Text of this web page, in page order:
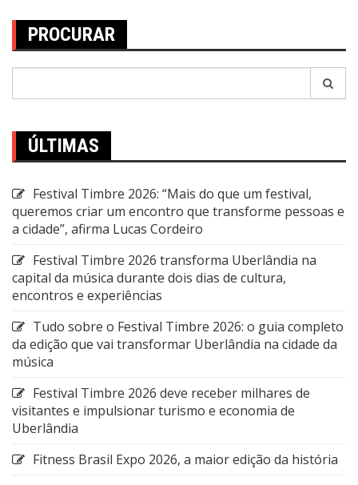
PROCURAR
ÚLTIMAS
Festival Timbre 2026: “Mais do que um festival,
queremos criar um encontro que transforme pessoas e
a cidade”, afirma Lucas Cordeiro
Festival Timbre 2026 transforma Uberlândia na
capital da música durante dois dias de cultura,
encontros e experiências
Tudo sobre o Festival Timbre 2026: o guia completo
da edição que vai transformar Uberlândia na cidade da
música
Festival Timbre 2026 deve receber milhares de
visitantes e impulsionar turismo e economia de
Uberlândia
Fitness Brasil Expo 2026, a maior edição da história